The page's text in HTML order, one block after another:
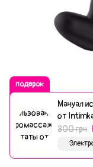
подарок
Мануал
от
300 грн